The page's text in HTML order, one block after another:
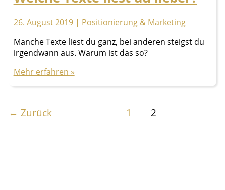
26. August 2019 | Positionierung & Marketing
Manche Texte liest du ganz, bei anderen steigst du
irgendwann aus. Warum ist das so?
Content
Texte
Mehr erfahren »
← Zurück 1 2